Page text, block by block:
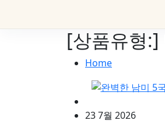
[상품유형:]
Home
23 7월 2026